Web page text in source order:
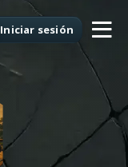
Iniciar sesión